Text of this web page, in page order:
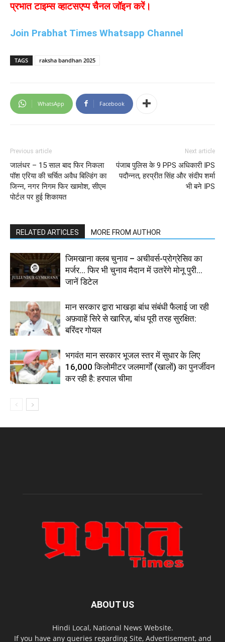
प्रभात टाइम्स व्हाटसएप्प चैनल जॉइन करें।
Join Prabhat Times Whatsapp Channel
TAGS raksha bandhan 2025
WhatsApp Facebook
Previous article
जालंधर – 15 साल बाद फिर निकला
पॉश एरिया की चर्चित अवैध बिल्डिंग का
जिन्न, नगर निगम फिर खामोश, सीएम
पोर्टल पर हुई शिकायत
Next article
पंजाब पुलिस के 9 PPS अधिकारी IPS
पदौन्नत, हरप्रीत सिंह और संदीप शर्मा
भी बने IPS
RELATED ARTICLES MORE FROM AUTHOR
जिमखाना क्लब चुनाव – अचीवर्स-प्रोग्रेसिव का
मर्जर… फिर भी चुनाव मैदान में उतरेंगे मोनू पुरी…
जानें डिटेल
मान सरकार द्वारा भाखड़ा बांध संबंधी फैलाई जा रही
अफ़वाहें सिरे से खारिज़, बांध पूरी तरह सुरक्षित:
बरिंदर गोयल
भगवंत मान सरकार भूजल स्तर में सुधार के लिए
16,000 किलोमीटर जलमार्गों (खालों) का पुनर्जीवन
कर रही है: हरपाल चीमा
ABOUT US
Hindi Local, National News Website.
If you have any queries regarding Site, Advertisement, and